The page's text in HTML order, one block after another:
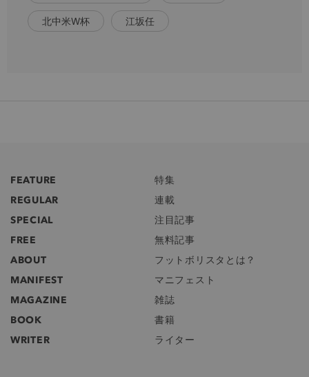
北中米W杯 江坂任
FEATURE
特集
REGULAR
連載
SPECIAL
注目記事
FREE
無料記事
ABOUT
フットボリスタとは？
MANIFEST
マニフェスト
MAGAZINE
雑誌
BOOK
書籍
WRITER
ライター